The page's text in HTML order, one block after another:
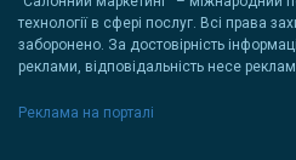
технології в сфері послуг. Всі права
заборонено. За достовірність
реклами, відповідальність несе
Реклама на порталі